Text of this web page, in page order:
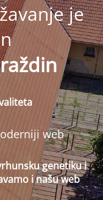
je
web
genetiku i
i našu web